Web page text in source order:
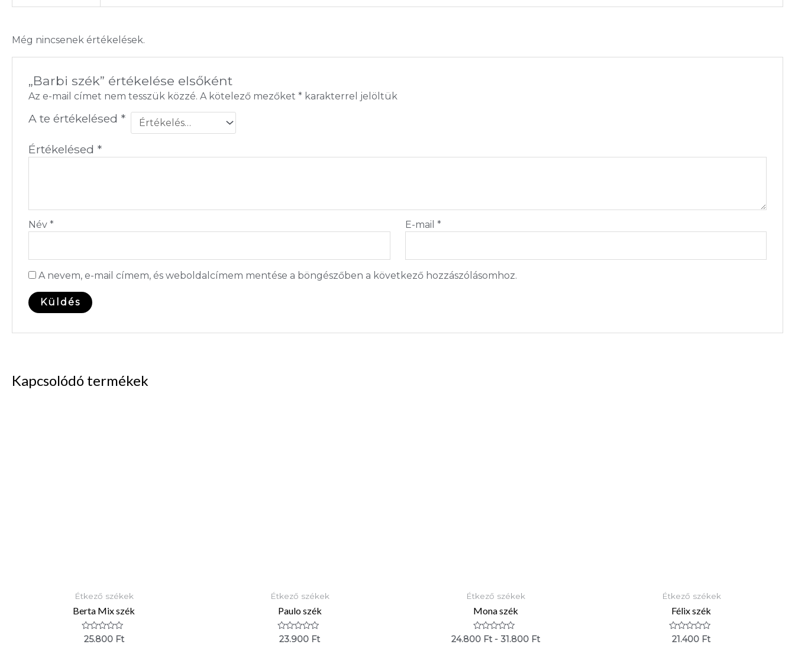
Még nincsenek értékelések.
„Barbi szék” értékelése elsőként
Az e-mail címet nem tesszük közzé. A kötelező mezőket *karakterrel jelöltük
A te értékelésed *
Értékelésed *
Név * E-mail *
A nevem, e-mail címem, és weboldalcímem mentése a böngészőben a következő hozzászólásomhoz.
Kapcsolódó termékek
Étkező székek
Berta Mix szék
Értékelés:
25.800 Ft
Étkező székek
Paulo szék
Értékelés:
23.900 Ft
Étkező székek
Mona szék
Értékelés:
24.800 Ft- 31.800 Ft
Étkező székek
Félix szék
Értékelés:
21.400 Ft